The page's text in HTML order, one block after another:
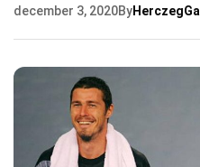
december 3, 2020By